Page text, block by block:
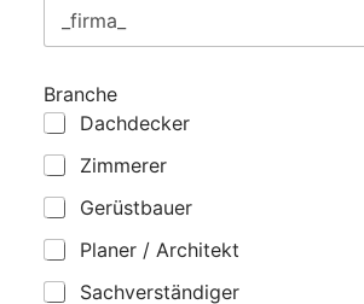
Branche
Dachdecker
Zimmerer
Gerüstbauer
Planer / Architekt
Sachverständiger